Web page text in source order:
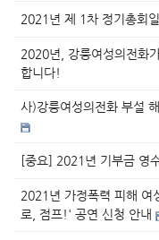
2021년 제 1차 정기총회
2020년, 강릉여성의전화
합니다!
사)강릉여성의전화 부설
[중요] 2021년 기부금 영
2021년 가정폭력 피해 여
로, 점프!' 공연 신청 안내